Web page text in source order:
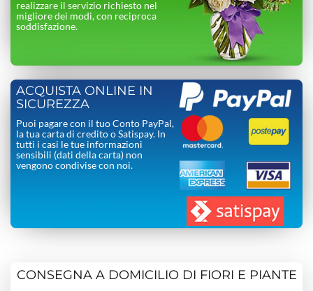
realizzare il servizio richiesto nel
migliore dei modi, con reciproca
soddisfazione.
ACQUISTA ONLINE IN
SICUREZZA
Puoi pagare con il tuo Conto PayPal,
la tua carta di credito o Satispay. In
tutti i casi le tue informazioni
sensibili (dati della carta) non
vengono condivise con noi.
CONSEGNA A DOMICILIO DI FIORI E PIANTE